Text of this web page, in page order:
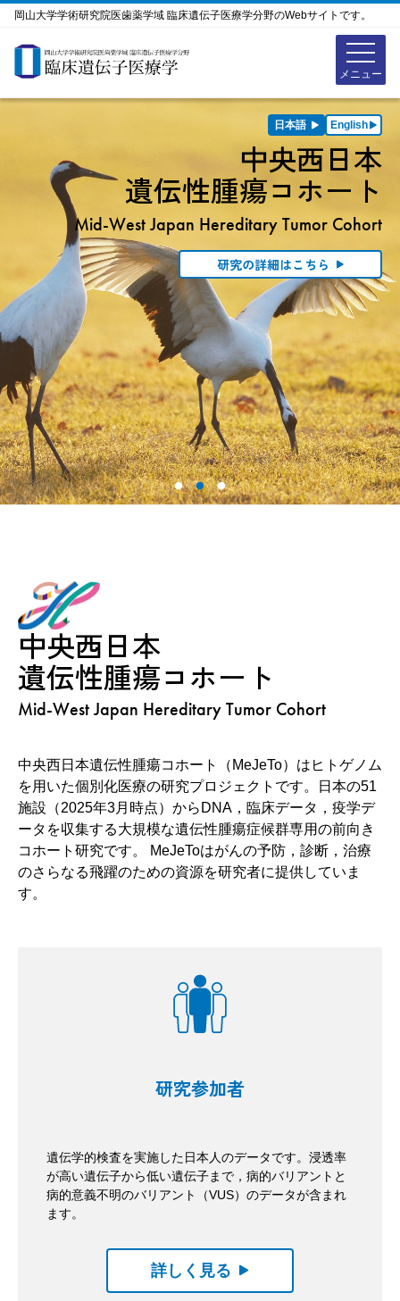
岡山大学学術研究院医歯薬学域 臨床遺伝子医療学分野のWebサイトです。
日本語 English
中央西日本
遺伝性腫瘍コホート
Mid-West Japan Hereditary Tumor Cohort
研究の詳細はこちら
中央西日本
遺伝性腫瘍コホート
Mid-West Japan Hereditary Tumor Cohort
中央西日本遺伝性腫瘍コホート（MeJeTo）はヒトゲノム
を用いた個別化医療の研究プロジェクトです。日本の51
施設（2025年3月時点）からDNA，臨床データ，疫学デ
ータを収集する大規模な遺伝性腫瘍症候群専用の前向き
コホート研究です。 MeJeToはがんの予防，診断，治療
のさらなる飛躍のための資源を研究者に提供していま
す。
研究参加者
遺伝学的検査を実施した日本人のデータです。浸透率
が高い遺伝子から低い遺伝子まで，病的バリアントと
病的意義不明のバリアント（VUS）のデータが含まれ
ます。
詳しく見る